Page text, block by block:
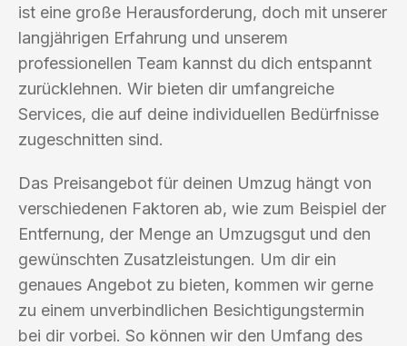
ist eine große Herausforderung, doch mit unserer
langjährigen Erfahrung und unserem
professionellen Team kannst du dich entspannt
zurücklehnen. Wir bieten dir umfangreiche
Services, die auf deine individuellen Bedürfnisse
zugeschnitten sind.
Das Preisangebot für deinen Umzug hängt von
verschiedenen Faktoren ab, wie zum Beispiel der
Entfernung, der Menge an Umzugsgut und den
gewünschten Zusatzleistungen. Um dir ein
genaues Angebot zu bieten, kommen wir gerne
zu einem unverbindlichen Besichtigungstermin
bei dir vorbei. So können wir den Umfang des